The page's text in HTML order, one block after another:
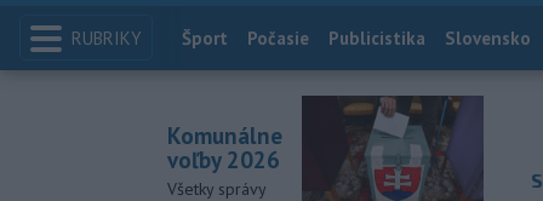
RUBRIKY Index
Šport Počasie Publicistika Slovensko
Komunálne
voľby 2026
Všetky správy